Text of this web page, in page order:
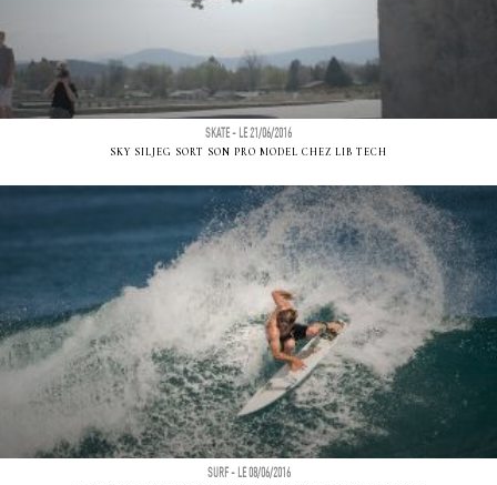
SKATE - LE 21/06/2016
SKY SILJEG SORT SON PRO MODEL CHEZ LIB TECH
SURF - LE 08/06/2016